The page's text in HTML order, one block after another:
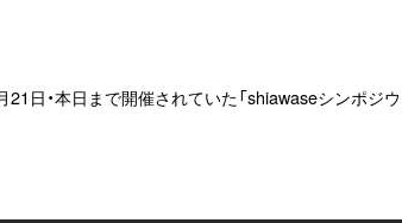
日・本日まで開催されていた「shiawaseシンポジウ